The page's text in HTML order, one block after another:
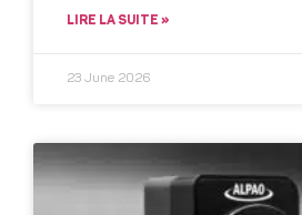
LIRE LA SUITE »
23 June 2026